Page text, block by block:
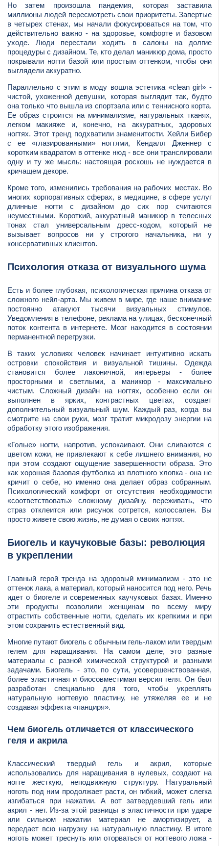
Но затем произошла пандемия, которая заставила
миллионы людей пересмотреть свои приоритеты. Запертые
в четырех стенах, мы начали фокусироваться на том, что
действительно важно - на здоровье, комфорте и базовом
уходе. Люди перестали ходить в салоны на долгие
процедуры с дизайном. Те, кто делал маникюр дома, просто
покрывали ногти базой или простым оттенком, чтобы они
выглядели аккуратно.
Параллельно с этим в моду вошла эстетика «clean girl» -
чистой, ухоженной девушки, которая выглядит так, будто
она только что вышла из спортзала или с теннисного корта.
Ее образ строится на минимализме, натуральных тканях,
легком макияже и, конечно, на аккуратных, здоровых
ногтях. Этот тренд подхватили знаменитости. Хейли Бибер
с ее «глазированными» ногтями, Кендалл Дженнер с
коротким квадратом в оттенке нюд - все они транслировали
одну и ту же мысль: настоящая роскошь не нуждается в
кричащем декоре.
Кроме того, изменились требования на рабочих местах. Во
многих корпоративных сферах, в медицине, в сфере услуг
длинные ногти с дизайном до сих пор считаются
неуместными. Короткий, аккуратный маникюр в телесных
тонах стал универсальным дресс-кодом, который не
вызывает вопросов ни у строгого начальника, ни у
консервативных клиентов.
Психология отказа от визуального шума
Есть и более глубокая, психологическая причина отказа от
сложного нейл-арта. Мы живем в мире, где наше внимание
постоянно атакуют тысячи визуальных стимулов.
Уведомления в телефоне, реклама на улицах, бесконечный
поток контента в интернете. Мозг находится в состоянии
перманентной перегрузки.
В таких условиях человек начинает интуитивно искать
островки спокойствия и визуальной тишины. Одежда
становится более лаконичной, интерьеры - более
просторными и светлыми, а маникюр - максимально
чистым. Сложный дизайн на ногтях, особенно если он
выполнен в ярких, контрастных цветах, создает
дополнительный визуальный шум. Каждый раз, когда вы
смотрите на свои руки, мозг тратит микродозу энергии на
обработку этого изображения.
«Голые» ногти, напротив, успокаивают. Они сливаются с
цветом кожи, не привлекают к себе лишнего внимания, но
при этом создают ощущение завершенности образа. Это
как хорошая базовая футболка из плотного хлопка - она не
кричит о себе, но именно она делает образ собранным.
Психологический комфорт от отсутствия необходимости
«соответствовать» сложному дизайну, переживать, что
страз отклеится или рисунок сотрется, колоссален. Вы
просто живете свою жизнь, не думая о своих ногтях.
Биогель и каучуковые базы: революция
в укреплении
Главный герой тренда на здоровый минимализм - это не
оттенок лака, а материал, который наносится под него. Речь
идет о биогеле и современных каучуковых базах. Именно
эти продукты позволили женщинам по всему миру
отрастить собственные ногти, сделать их крепкими и при
этом сохранить естественный вид.
Многие путают биогель с обычным гель-лаком или твердым
гелем для наращивания. На самом деле, это разные
материалы с разной химической структурой и разными
задачами. Биогель - это, по сути, усовершенствованная,
более эластичная и биосовместимая версия геля. Он был
разработан специально для того, чтобы укреплять
натуральную ногтевую пластину, не утяжеляя ее и не
создавая эффекта «панциря».
Чем биогель отличается от классического
геля и акрила
Классический твердый гель и акрил, которые
использовались для наращивания в нулевых, создают на
ногте жесткую, неподвижную структуру. Натуральный
ноготь под ним продолжает расти, он гибкий, может слегка
изгибаться при нажатии. А вот затвердевший гель или
акрил - нет. Из-за этой разницы в эластичности при ударе
или сильном нажатии материал не амортизирует, а
передает всю нагрузку на натуральную пластину. В итоге
ноготь может треснуть или оторваться от ногтевого ложа -